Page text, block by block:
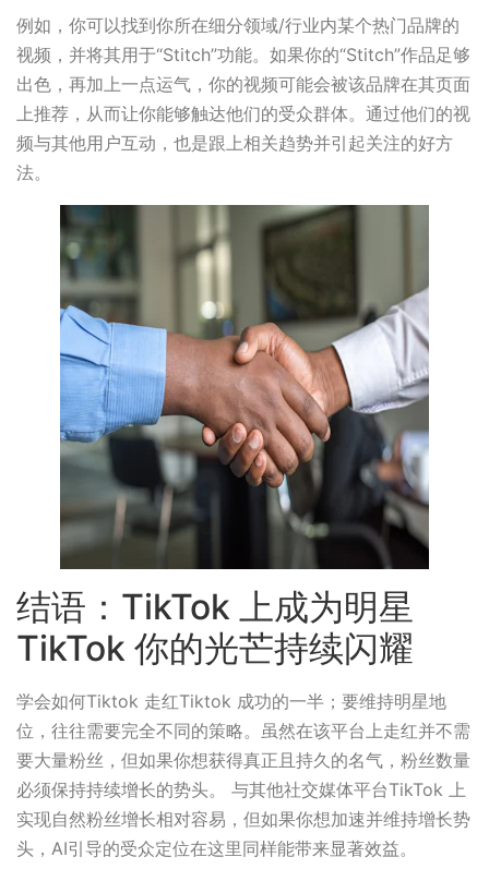
例如，你可以找到你所在细分领域/行业内某个热门品牌的
视频，并将其用于“Stitch”功能。如果你的“Stitch”作品足够
出色，再加上一点运气，你的视频可能会被该品牌在其页面
上推荐，从而让你能够触达他们的受众群体。通过他们的视
频与其他用户互动，也是跟上相关趋势并引起关注的好方
法。
结语：TikTok 上成为明星
TikTok 你的光芒持续闪耀
学会如何Tiktok 走红Tiktok 成功的一半；要维持明星地
位，往往需要完全不同的策略。虽然在该平台上走红并不需
要大量粉丝，但如果你想获得真正且持久的名气，粉丝数量
必须保持持续增长的势头。 与其他社交媒体平台TikTok 上
实现自然粉丝增长相对容易，但如果你想加速并维持增长势
头，AI引导的受众定位在这里同样能带来显著效益。